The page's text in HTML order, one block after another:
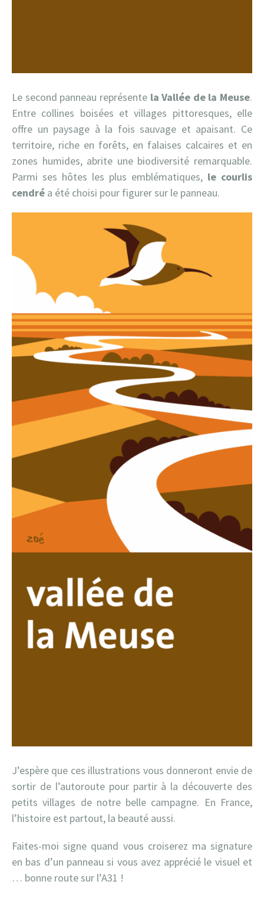
Le second panneau représente la Vallée de la Meuse.
Entre collines boisées et villages pittoresques, elle
offre un paysage à la fois sauvage et apaisant. Ce
territoire, riche en forêts, en falaises calcaires et en
zones humides, abrite une biodiversité remarquable.
Parmi ses hôtes les plus emblématiques, le courlis
cendré a été choisi pour figurer sur le panneau.
J’espère que ces illustrations vous donneront envie de
sortir de l’autoroute pour partir à la découverte des
petits villages de notre belle campagne. En France,
l’histoire est partout, la beauté aussi.
Faites-moi signe quand vous croiserez ma signature
en bas d’un panneau si vous avez apprécié le visuel et
… bonne route sur l’A31 !